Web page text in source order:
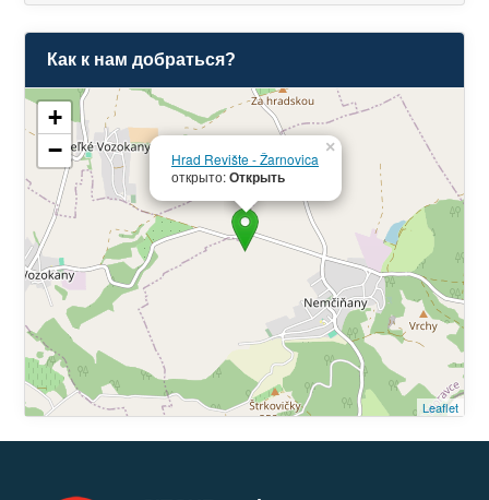
Как к нам добраться?
Hrad Revište - Žarnovica
открыто:Открыть
×
+
−
Leaflet